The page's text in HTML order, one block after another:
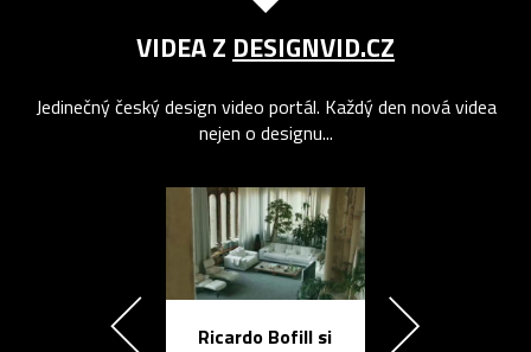
VIDEA Z DESIGNVID.CZ
Jedinečný český design video portál. Každý den nová videa
nejen o designu...
Ricardo Bofill si